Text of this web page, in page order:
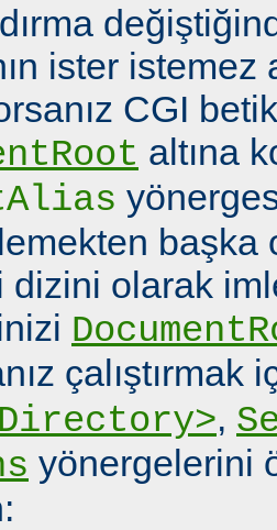
ister istemez
CGI
altına
başka
dizini olarak
çalıştırmak
,
yönergelerini